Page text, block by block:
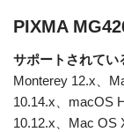
PIXMA
サポートされてい
Monterey 12.x、
10.14.x、macOS
10.12.x、Mac OS